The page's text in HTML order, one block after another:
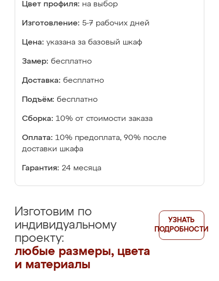
Цвет профиля: на выбор
Изготовление: 5-7 рабочих дней
Цена: указана за базовый шкаф
Замер: бесплатно
Доставка: бесплатно
Подъём: бесплатно
Сборка: 10% от стоимости заказа
Оплата: 10% предоплата, 90% после
доставки шкафа
Гарантия: 24 месяца
Изготовим по
индивидуальному
проекту:
любые размеры, цвета
и материалы
УЗНАТЬ
ПОДРОБНОСТИ